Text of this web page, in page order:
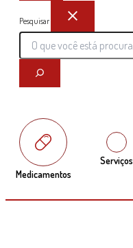
Pesquisar
Medicamentos
Serviços